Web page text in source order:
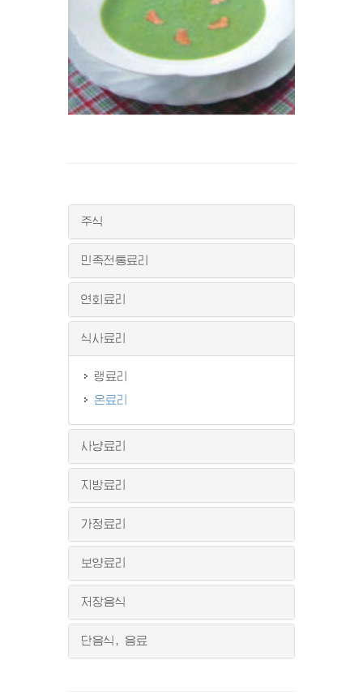
주식
민족전통료리
연회료리
식사료리
랭료리
온료리
사냥료리
지방료리
가정료리
보양료리
저장음식
단음식, 음료